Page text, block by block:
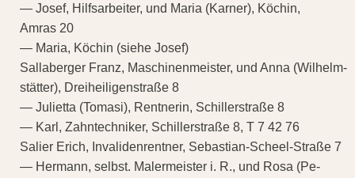
— Josef, Hilfsarbeiter, und Maria (Karner), Köchin,
Amras 20
— Maria, Köchin (siehe Josef)
Sallaberger Franz, Maschinenmeister, und Anna (Wilhelm-
stätter), Dreiheiligenstraße 8
— Julietta (Tomasi), Rentnerin, Schillerstraße 8
— Karl, Zahntechniker, Schillerstraße 8, T 7 42 76
Salier Erich, Invalidenrentner, Sebastian-Scheel-Straße 7
— Hermann, selbst. Malermeister i. R., und Rosa (Pe-